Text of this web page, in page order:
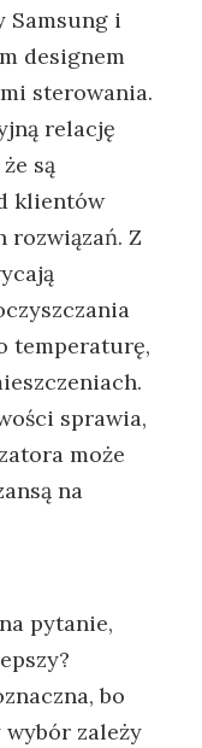
Samsung i
designem
sterowania.
relację
są
klientów
rozwiązań. Z
temperaturę,
sprawia,
może
na
pytanie,
bo
wybór zależy